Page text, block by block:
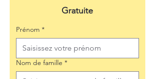
Gratuite
Prénom *
Nom de famille *